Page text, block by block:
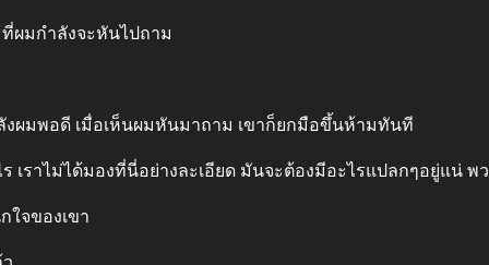
ผมกําลังจะหันไปถาม
ผมพอดี เมื่อเห็นผมหันมาถาม เขาก็ยกมือขึ้นห้ามทันที
ร เราไม่ได้มองที่นี่อย่างละเอียด มันจะต้องมีอะไรแปลกๆอยู่แน่
ใจของเขา